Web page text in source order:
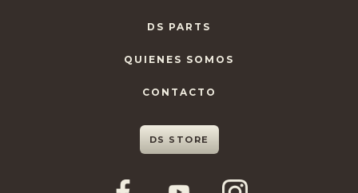
DS PARTS
QUIENES SOMOS
CONTACTO
DS STORE